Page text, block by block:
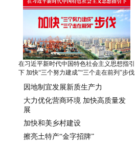
在习近平新时代中国特色社会主义思想指引
下 加快“三个努力建成”“三个走在前列”步伐
因地制宜发展新质生产力
大力优化营商环境 加快高质量发
展
加快和美乡村建设
擦亮土特产“金字招牌”